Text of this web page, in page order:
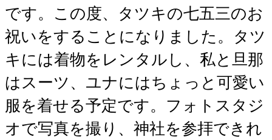
です。この度、タツキの七五三のお
祝いをすることになりました。タツ
キには着物をレンタルし、私と旦那
はスーツ、ユナにはちょっと可愛い
服を着せる予定です。フォトスタジ
オで写真を撮り、神社を参拝できれ